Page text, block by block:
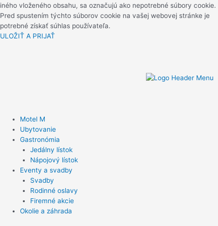
iného vloženého obsahu, sa označujú ako nepotrebné súbory cookie.
Pred spustením týchto súborov cookie na vašej webovej stránke je
potrebné získať súhlas používateľa.
ULOŽIŤ A PRIJAŤ
Motel M
Ubytovanie
Gastronómia
Jedálny lístok
Nápojový lístok
Eventy a svadby
Svadby
Rodinné oslavy
Firemné akcie
Okolie a záhrada